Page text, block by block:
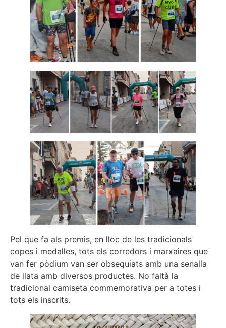
Pel que fa als premis, en lloc de les tradicionals
copes i medalles, tots els corredors i marxaires que
van fer pòdium van ser obsequiats amb una senalla
de llata amb diversos productes. No faltà la
tradicional camiseta commemorativa per a totes i
tots els inscrits.